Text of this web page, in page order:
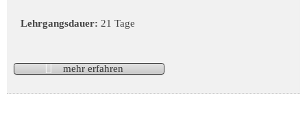
Lehrgangsdauer: 21 Tage
mehr erfahren